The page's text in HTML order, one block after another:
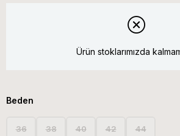
Ürün stoklarımızda
Beden
36 38 40 42 44